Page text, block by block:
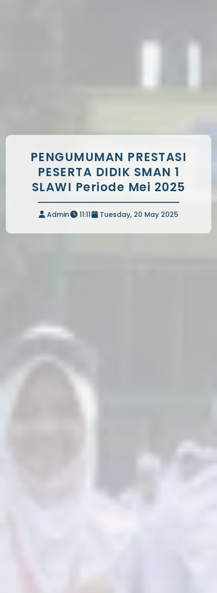
PENGUMUMAN PRESTASI
PESERTA DIDIK SMAN 1
SLAWI Periode Mei 2025
Admin 11:11 Tuesday, 20 May 2025